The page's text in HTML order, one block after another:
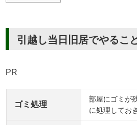
引越し当日旧居でやるこ
PR
ゴミ処理
部屋にゴミが
に処理してお